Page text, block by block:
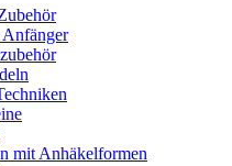
mit Anhäkelformen